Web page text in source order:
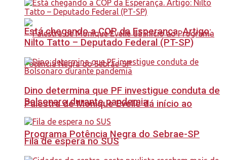
Palestra de Monique Evelle dá início ao
Programa Potência Negra do Sebrae-SP
Está chegando a COP da Esperança. Artigo:
Nilto Tatto – Deputado Federal (PT-SP)
Dino determina que PF investigue conduta de
Bolsonaro durante pandemia
Fila de espera no SUS